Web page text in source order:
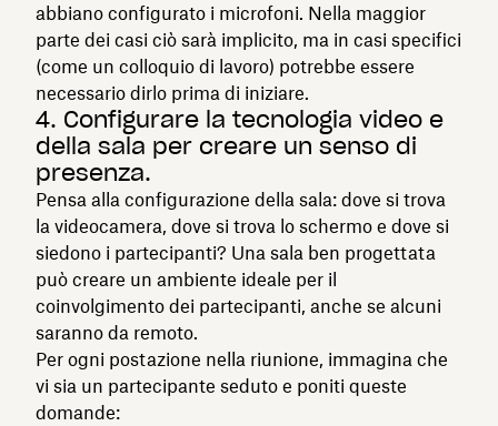
abbiano configurato i microfoni. Nella maggior
parte dei casi ciò sarà implicito, ma in casi specifici
(come un colloquio di lavoro) potrebbe essere
necessario dirlo prima di iniziare.
4. Configurare la tecnologia video e
della sala per creare un senso di
presenza.
Pensa alla configurazione della sala: dove si trova
la videocamera, dove si trova lo schermo e dove si
siedono i partecipanti? Una sala ben progettata
può creare un ambiente ideale per il
coinvolgimento dei partecipanti, anche se alcuni
saranno da remoto.
Per ogni postazione nella riunione, immagina che
vi sia un partecipante seduto e poniti queste
domande: